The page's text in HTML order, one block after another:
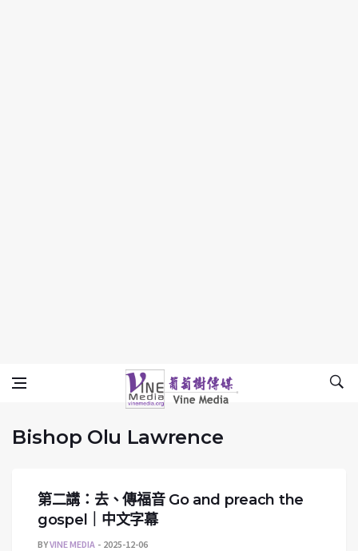
Bishop Olu Lawrence
Vine Media
葡萄樹傳媒
Bishop Olu Lawrence
第二講：去、傳福音 Go and preach the
gospel｜中文字幕
BYVINE MEDIA 2025-12-06